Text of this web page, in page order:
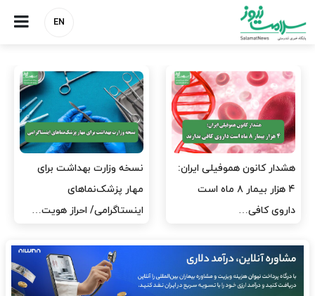
EN
مدیران پرستاری باید حامی
پرستاران باشند، نه عامل فشار
مدیریت سلامت، میدان
آزمون و خطا نیست